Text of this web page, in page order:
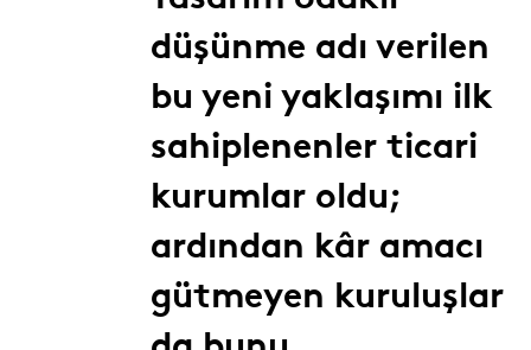
düşünme adı verilen
bu yeni yaklaşımı ilk
sahiplenenler ticari
kurumlar oldu;
ardından kâr amacı
gütmeyen kuruluşlar